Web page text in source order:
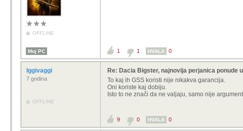
OFFLINE
Moj PC 1 1 HVALA 0
Iggivaggi
7 godina
OFFLINE
Re: Dacia Bigster, najnovija perjanica ponude
To kaj ih GSS koristi nije nikakva garancija.
Oni koriste kaj dobiju.
Isto to ne znači da ne valjaju, samo nije
9 0 HVALA 0